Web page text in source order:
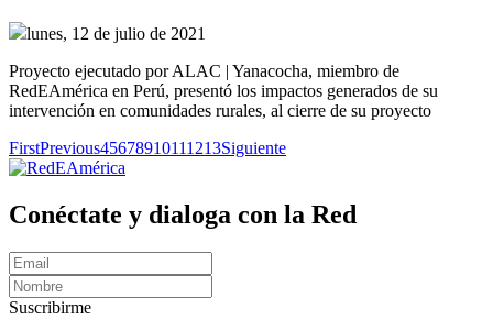
lunes, 12 de julio de 2021
Proyecto ejecutado por ALAC | Yanacocha, miembro de
RedEAmérica en Perú, presentó los impactos generados de su
intervención en comunidades rurales, al cierre de su proyecto
FirstPrevious45678910111213Siguiente
Conéctate y dialoga con la Red
Suscribirme